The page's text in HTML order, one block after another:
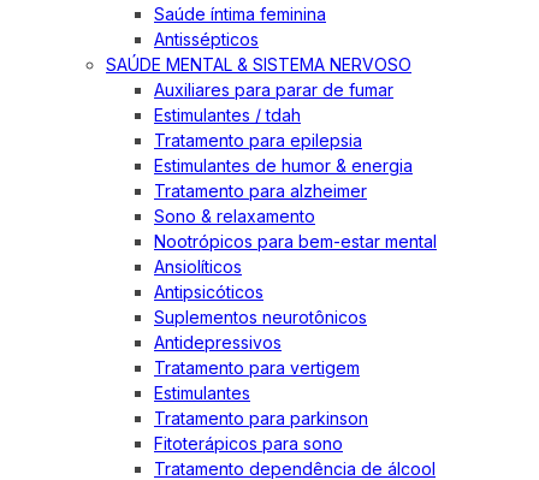
Saúde íntima feminina
Antissépticos
SAÚDE MENTAL & SISTEMA NERVOSO
Auxiliares para parar de fumar
Estimulantes / tdah
Tratamento para epilepsia
Estimulantes de humor & energia
Tratamento para alzheimer
Sono & relaxamento
Nootrópicos para bem-estar mental
Ansiolíticos
Antipsicóticos
Suplementos neurotônicos
Antidepressivos
Tratamento para vertigem
Estimulantes
Tratamento para parkinson
Fitoterápicos para sono
Tratamento dependência de álcool